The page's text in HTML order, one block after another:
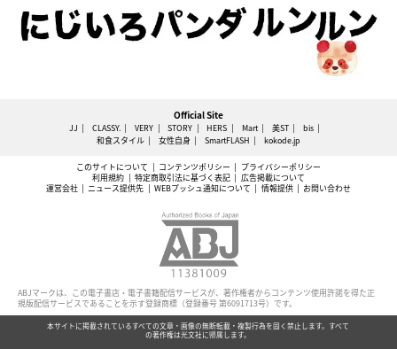
Official Site
JJ CLASSY. VERY STORY HERS Mart 美ST
bis
和食スタイル
女性自身 SmartFLASH kokode.jp
このサイトについて コンテンツポリシー
プライバシーポリシー
利用規約
特定商取引法に基づく表記
広告掲載について
運営会社
ニュース提供先 WEBプッシュ通知について 情報提供 お問い合わせ
ABJマークは、この電子書店・電子書籍配信サービスが、著作権者からコンテンツ使用許諾を得た正
規版配信サービスであることを示す登録商標（登録番号 第6091713号）です。
本サイトに掲載されているすべての文章・画像の無断転載・複製行為を固く禁止します。すべて
の著作権は光文社に帰属します。